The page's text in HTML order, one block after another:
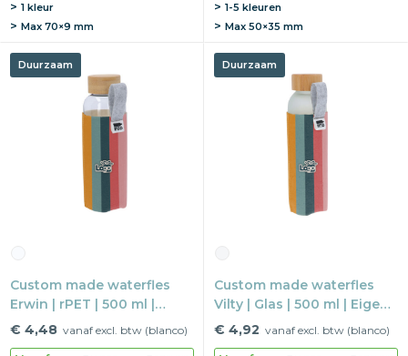
1 kleur
Max 70×9 mm
1-5 kleuren
Max 50×35 mm
Duurzaam
Custom made waterfles
Erwin | rPET | 500 ml |
Eigen ontwerp
€ 4,48 vanaf excl. btw (blanco)
Duurzaam
Custom made waterfles
Vilty | Glas | 500 ml | Eigen
ontwerp
€ 4,92 vanaf excl. btw (blanco)